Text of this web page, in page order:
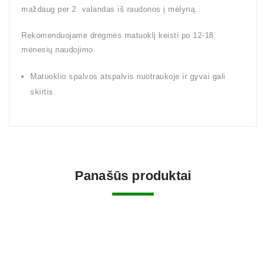
maždaug per 2 valandas iš raudonos į mėlyną.
Rekomenduojame drėgmės matuoklį keisti po 12-18
mėnesių naudojimo.
Matuoklio spalvos atspalvis nuotraukoje ir gyvai gali
skirtis.
Panašūs produktai